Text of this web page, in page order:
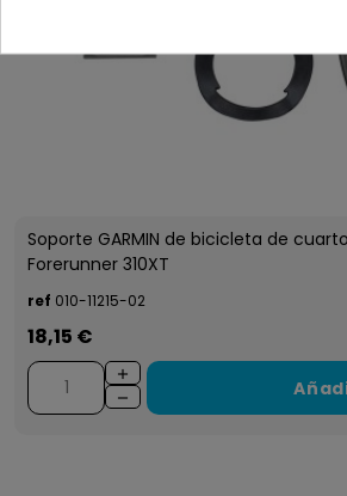
Soporte GARMIN de bicicleta de
Forerunner 310XT
ref 010-11215-02
18,15 €